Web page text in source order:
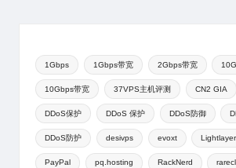
1Gbps 1Gbps带宽 2Gbps带宽
10Gbps带宽 37VPS主机评测 CN2 GIA
DDoS保护 DDoS 保护 DDoS防御
DDoS防护 desivps evoxt Lightlayer
PayPal pq.hosting RackNerd